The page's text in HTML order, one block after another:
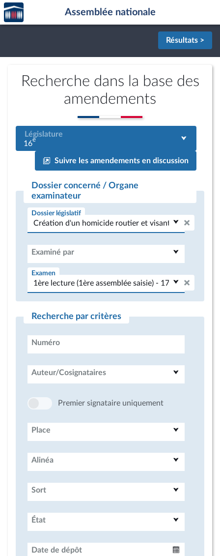
Aller au contenu
Aller en bas de la page
Accèder
à la
page
Assemblée nationale
Résultats >
Recherche dans la base des
amendements
Législature
16e
Suivre les amendements en discussion
Dossier concerné / Organe
examinateur
Dossier législatif
Examiné par
Examen
Recherche par critères
Numéro
Auteur/Cosignataires
Premier signataire uniquement
Place
Alinéa
Sort
État
Date de dépôt